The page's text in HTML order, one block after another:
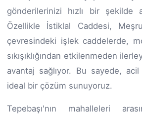
gönderilerinizi hızlı bir şekilde
Özellikle İstiklal Caddesi,
çevresindeki işlek caddelerde,
sıkışıklığından etkilenmeden
avantaj sağlıyor. Bu sayede,
ideal bir çözüm sunuyoruz.
Tepebaşı'nın mahalleleri